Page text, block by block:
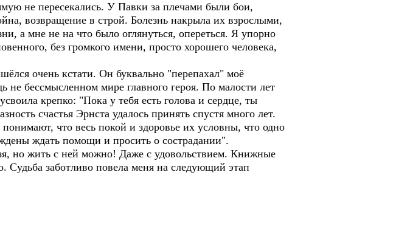
не пересекались. У Павки за плечами были бои,
возвращение в строй. Болезнь накрыла их взрослыми,
а мне не на что было оглянуться, опереться. Я упорно
без громкого имени, просто хорошего человека,
очень кстати. Он буквально "перепахал" моё
не бессмысленном мире главного героя. По малости лет
крепко: "Пока у тебя есть голова и сердце, ты
счастья Эрнста удалось принять спустя много лет.
что весь покой и здоровье их условны, что одно
ждать помощи и просить о сострадании".
но жить с ней можно! Даже с удовольствием. Книжные
Судьба заботливо повела меня на следующий этап